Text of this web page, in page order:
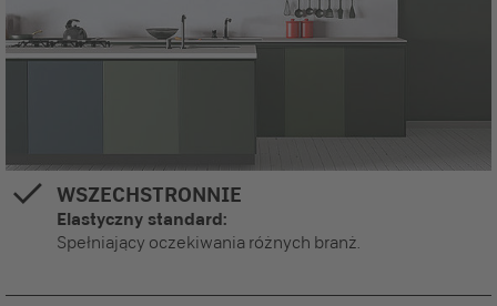
WSZECHSTRONNIE
Elastyczny standard:
Spełniający oczekiwania różnych branż.